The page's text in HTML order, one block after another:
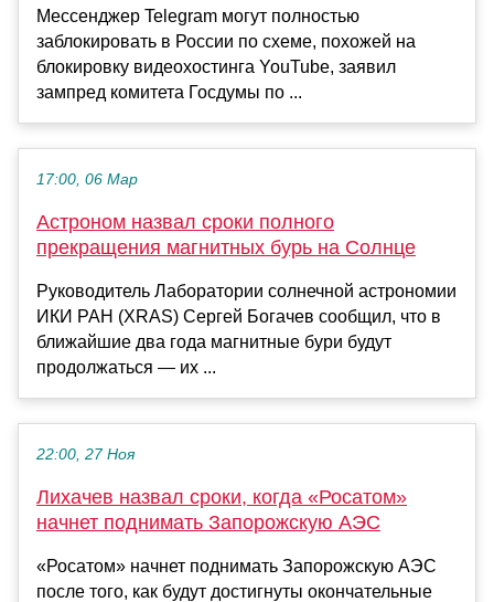
Мессенджер Telegram могут полностью
заблокировать в России по схеме, похожей на
блокировку видеохостинга YouTube, заявил
зампред комитета Госдумы по ...
17:00, 06 Мар
Астроном назвал сроки полного
прекращения магнитных бурь на Солнце
Руководитель Лаборатории солнечной астрономии
ИКИ РАН (XRAS) Сергей Богачев сообщил, что в
ближайшие два года магнитные бури будут
продолжаться — их ...
22:00, 27 Ноя
Лихачев назвал сроки, когда «Росатом»
начнет поднимать Запорожскую АЭС
«Росатом» начнет поднимать Запорожскую АЭС
после того, как будут достигнуты окончательные